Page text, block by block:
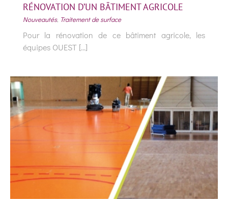
RÉNOVATION D’UN BÂTIMENT AGRICOLE
Nouveautés Traitement de surface
RÉNOVATION D’UN BÂTIMENT AGRICOLE
Nouveautés, Traitement de surface
Pour la rénovation de ce bâtiment agricole, les
équipes OUEST [...]